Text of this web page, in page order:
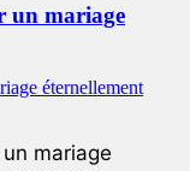
un mariage
mariage